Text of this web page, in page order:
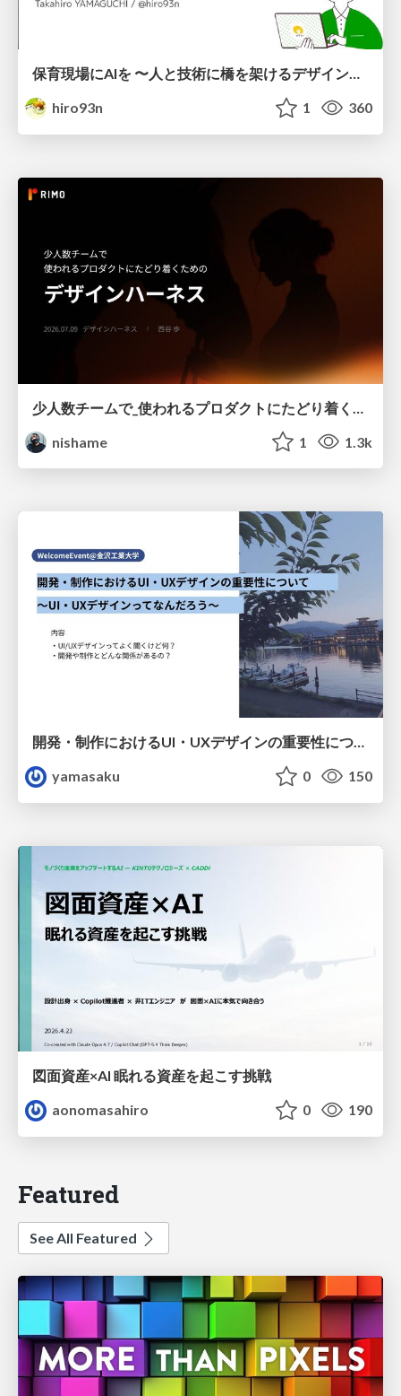
保育現場にAIを 〜人と技術に橋を架けるデザインで考えてきたこと〜 uiuxcamp2026-hoiku-ai-design
hiro93n
1 360
nishame
1 1.3k
開発・制作におけるUI・UXデザインの重要性について～UI・UXデザインってなんだろう～
yamasaku
0 150
図面資産×AI 眠れる資産を起こす挑戦
aonomasahiro
0 190
Featured
See All Featured